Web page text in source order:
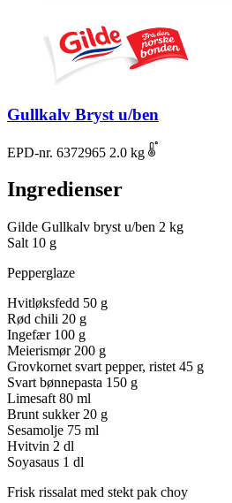
Gullkalv Bryst u/ben
EPD-nr. 6372965 2.0 kg
Ingredienser
Gilde Gullkalv bryst u/ben 2 kg
Salt 10 g
Pepperglaze
Hvitløksfedd 50 g
Rød chili 20 g
Ingefær 100 g
Meierismør 200 g
Grovkornet svart pepper, ristet 45 g
Svart bønnepasta 150 g
Limesaft 80 ml
Brunt sukker 20 g
Sesamolje 75 ml
Hvitvin 2 dl
Soyasaus 1 dl
Frisk rissalat med stekt pak choy